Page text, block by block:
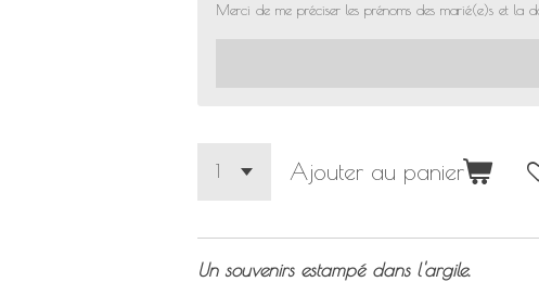
Merci de me préciser les prénoms des marié(e)s et la
Ajouter au panier
Un souvenirs estampé dans l'argile.